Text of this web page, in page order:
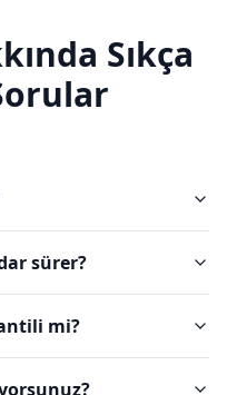
Sıkça
sürer?
mi?